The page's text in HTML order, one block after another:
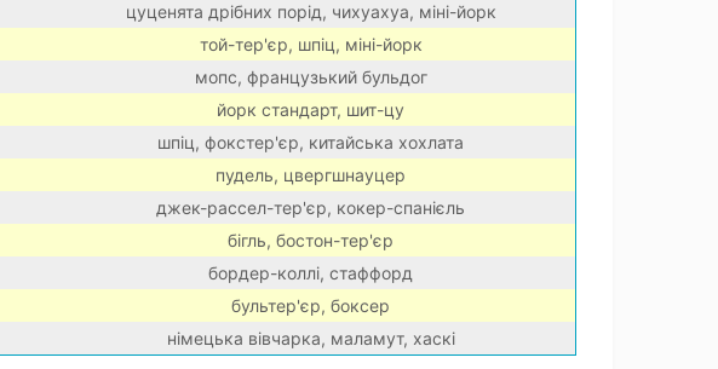
цуценята дрібних порід, чихуахуа, міні-йорк
той-тер'єр, шпіц, міні-йорк
мопс, французький бульдог
йорк стандарт, шит-цу
шпіц, фокстер'єр, китайська хохлата
пудель, цвергшнауцер
джек-рассел-тер'єр, кокер-спанієль
бігль, бостон-тер'єр
бордер-коллі, стаффорд
бультер'єр, боксер
німецька вівчарка, маламут, хаскі